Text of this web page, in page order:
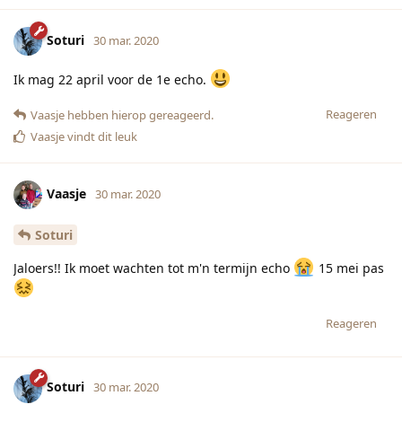
Soturi 30 mar. 2020
Ik mag 22 april voor de 1e echo.
Reageren
Vaasje hebben hierop gereageerd.
Vaasjevindt dit leuk
Vaasje 30 mar. 2020
Soturi
Jaloers!! Ik moet wachten tot m'n termijn echo
15 mei pas
Reageren
Soturi 30 mar. 2020